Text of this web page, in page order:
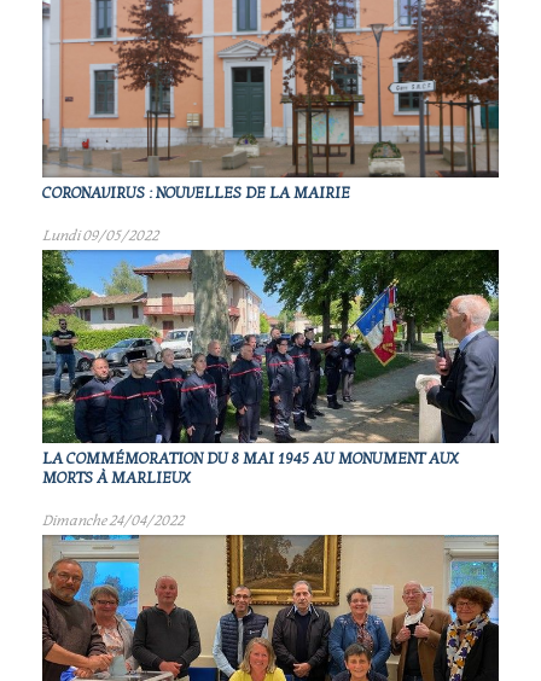
CORONAVIRUS : NOUVELLES DE LA MAIRIE
Lundi 09/05/2022
LA COMMÉMORATION DU 8 MAI 1945 AU MONUMENT AUX
MORTS À MARLIEUX
Dimanche 24/04/2022